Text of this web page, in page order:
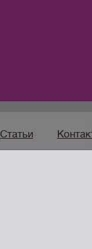
Статьи